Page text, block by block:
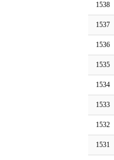
1538
1537
1536
1535
1534
1533
1532
1531